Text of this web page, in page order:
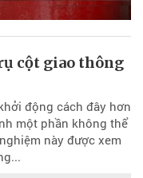
cột giao thông
động cách đây hơn
một phần không thể
này được xem